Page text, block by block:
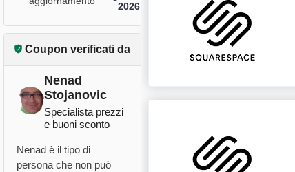
2026
Coupon verificati da
Nenad
Stojanovic
Specialista prezzi
e buoni sconto
Nenad è il tipo di
persona che non può